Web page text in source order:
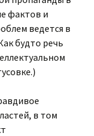
фактов и
ведется в
будто речь
в том